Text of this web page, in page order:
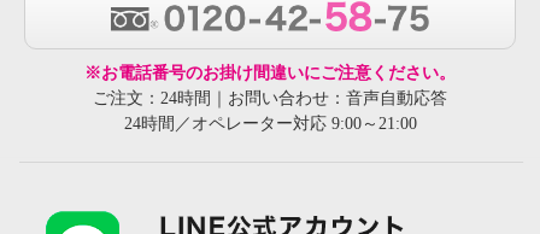
※お電話番号のお掛け間違いにご注意ください。
ご注文：24時間｜お問い合わせ：音声自動応答
24時間／オペレーター対応 9:00～21:00